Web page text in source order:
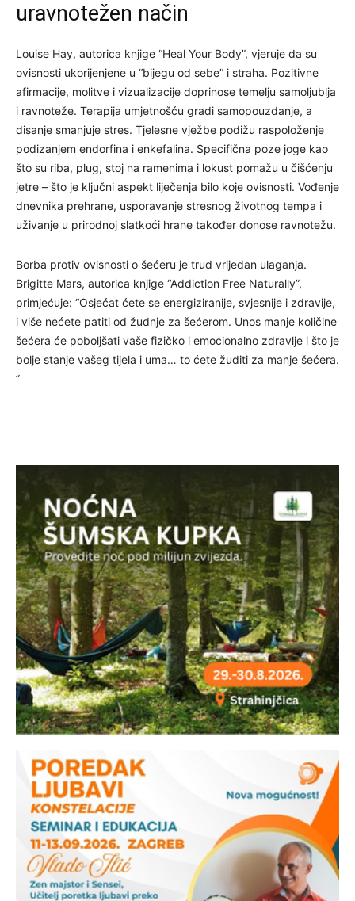
uravnotežen način
Louise Hay, autorica knjige “Heal Your Body”, vjeruje da su
ovisnosti ukorijenjene u “bijegu od sebe” i straha. Pozitivne
afirmacije, molitve i vizualizacije doprinose temelju samoljublja
i ravnoteže. Terapija umjetnošću gradi samopouzdanje, a
disanje smanjuje stres. Tjelesne vježbe podižu raspoloženje
podizanjem endorfina i enkefalina. Specifična poze joge kao
što su riba, plug, stoj na ramenima i lokust pomažu u čišćenju
jetre – što je ključni aspekt liječenja bilo koje ovisnosti. Vođenje
dnevnika prehrane, usporavanje stresnog životnog tempa i
uživanje u prirodnoj slatkoći hrane također donose ravnotežu.
Borba protiv ovisnosti o šećeru je trud vrijedan ulaganja.
Brigitte Mars, autorica knjige “Addiction Free Naturally”,
primjećuje: “Osjećat ćete se energiziranije, svjesnije i zdravije,
i više nećete patiti od žudnje za šećerom. Unos manje količine
šećera će poboljšati vaše fizičko i emocionalno zdravlje i što je
bolje stanje vašeg tijela i uma… to ćete žuditi za manje šećera.
”